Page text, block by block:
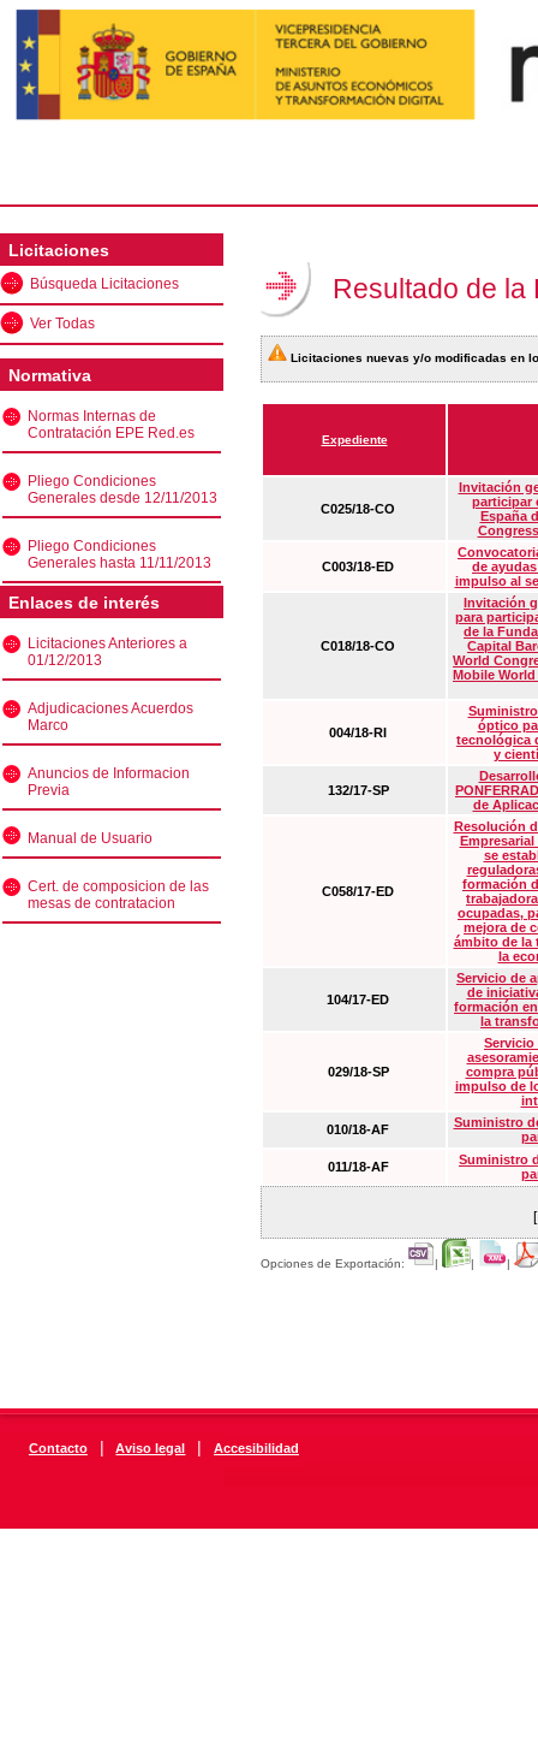
Licitaciones
Búsqueda Licitaciones
Ver Todas
Normativa
Normas Internas de
Contratación EPE Red.es
Pliego Condiciones
Generales desde 12/11/2013
Pliego Condiciones
Generales hasta 11/11/2013
Enlaces de interés
Licitaciones Anteriores a
01/12/2013
Adjudicaciones Acuerdos
Marco
Anuncios de Informacion
Previa
Manual de Usuario
Cert. de composicion de las
mesas de contratacion
Resultado de la
Licitaciones nuevas y/o modificadas en
Expediente
C025/18-CO
Invitación
participar
España
C003/18-ED
de
impulso al
C018/18-CO
Invitación
para
de la
Capital
World
Mobile
004/18-RI
óptico
tecnológica
y
132/17-SP
de
C058/17-ED
Resolución
Empresarial
se
formación
ocupadas,
mejora de
ámbito de la
la
104/17-ED
Servicio de
de
formación
la
029/18-SP
Servicio
compra
impulso de
010/18-AF
Suministro
011/18-AF
Suministro
Opciones de Exportación: | | |
Contacto | Aviso legal | Accesibilidad